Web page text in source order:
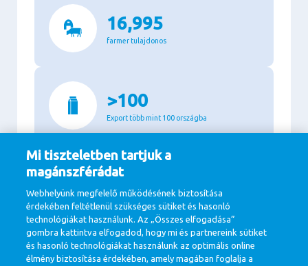
16,995
farmer tulajdonos
>100
Export több mint 100 országba
94%
os zöldenergia felhasználás a termelésben
11.1
Mi tiszteletben tartjuk a
magánszférádat
Webhelyünk megfelelő működésének biztosítása
érdekében feltétlenül szükséges sütiket és hasonló
technológiákat használunk. Az „Összes elfogadása”
gombra kattintva elfogadod, hogy mi és partnereink sütiket
és hasonló technológiákat használunk az optimális online
élmény biztosítása érdekében, amely magában foglalja a